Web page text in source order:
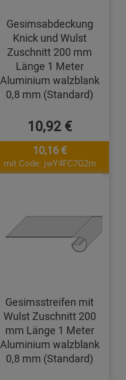
Gesimsabdeckung
Knick und Wulst
Zuschnitt 200 mm
Länge 1 Meter
Aluminium walzblank
0,8 mm (Standard)
10,92 €
10,16 €
mit Code: jwY4FC7G2m
Gesimsstreifen mit
Wulst Zuschnitt 200
mm Länge 1 Meter
Aluminium walzblank
0,8 mm (Standard)